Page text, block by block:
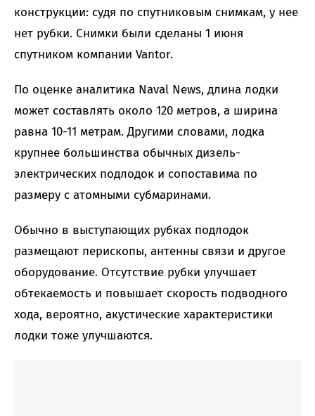
конструкции: судя по спутниковым снимкам, у нее
нет рубки. Снимки были сделаны 1 июня
спутником компании Vantor.
По оценке аналитика Naval News, длина лодки
может составлять около 120 метров, а ширина
равна 10-11 метрам. Другими словами, лодка
крупнее большинства обычных дизель-
электрических подлодок и сопоставима по
размеру с атомными субмаринами.
Обычно в выступающих рубках подлодок
размещают перископы, антенны связи и другое
оборудование. Отсутствие рубки улучшает
обтекаемость и повышает скорость подводного
хода, вероятно, акустические характеристики
лодки тоже улучшаются.